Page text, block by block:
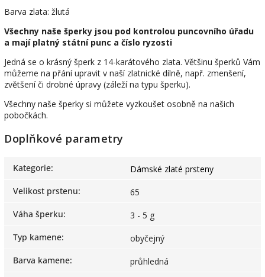
Barva zlata: žlutá
Všechny naše šperky jsou pod kontrolou puncovního úřadu
a mají platný státní punc a číslo ryzosti
Jedná se o krásný šperk z 14-karátového zlata. Většinu šperků Vám
můžeme na přání upravit v naší zlatnické dílně, např. zmenšení,
zvětšení či drobné úpravy (záleží na typu šperku).
Všechny naše šperky si můžete vyzkoušet osobně na našich
pobočkách.
Doplňkové parametry
Kategorie:
Dámské zlaté prsteny
Velikost prstenu:
65
Váha šperku:
3 - 5 g
Typ kamene:
obyčejný
Barva kamene:
průhledná